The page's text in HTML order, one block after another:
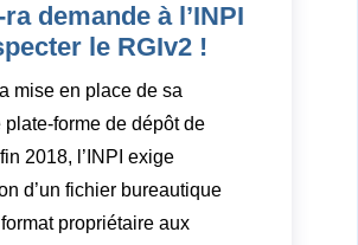
demande à l’INPI
le RGIv2 !
mise en place de sa
plate-forme de dépôt de
2018, l’INPI exige
d’un fichier bureautique
propriétaire aux